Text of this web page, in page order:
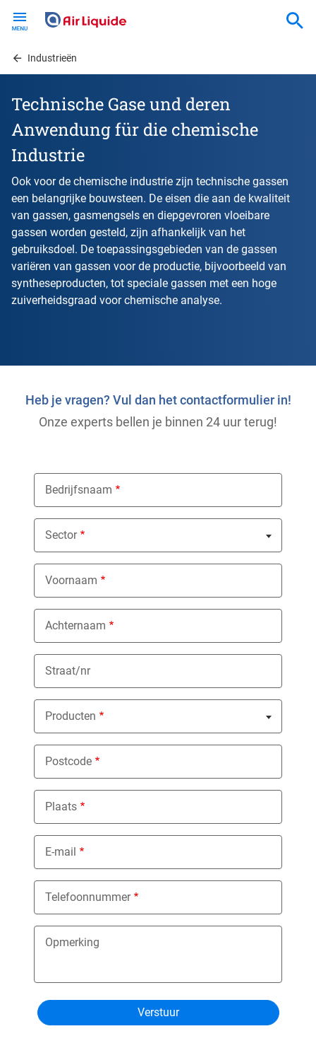
contentIndustrieën
Technische Gase und deren
Anwendung für die chemische
Industrie
Ook voor de chemische industrie zijn technische gassen
een belangrijke bouwsteen. De eisen die aan de kwaliteit
van gassen, gasmengsels en diepgevroren vloeibare
gassen worden gesteld, zijn afhankelijk van het
gebruiksdoel. De toepassingsgebieden van de gassen
variëren van gassen voor de productie, bijvoorbeeld van
syntheseproducten, tot speciale gassen met een hoge
zuiverheidsgraad voor chemische analyse.
Heb je vragen? Vul dan het contactformulier in!
Onze experts bellen je binnen 24 uur terug!
Bedrijfsnaam
Sector
Nothing selected
Voornaam
Achternaam
Straat/nr
Producten
Nothing selected
Postcode
Plaats
E-mail
Telefoonnummer
Opmerking